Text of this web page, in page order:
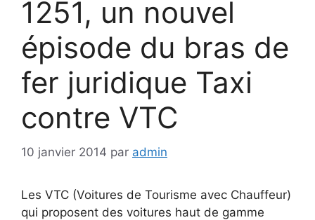
1251, un nouvel
épisode du bras de
fer juridique Taxi
contre VTC
10 janvier 2014 par admin
Les VTC (Voitures de Tourisme avec Chauffeur)
qui proposent des voitures haut de gamme